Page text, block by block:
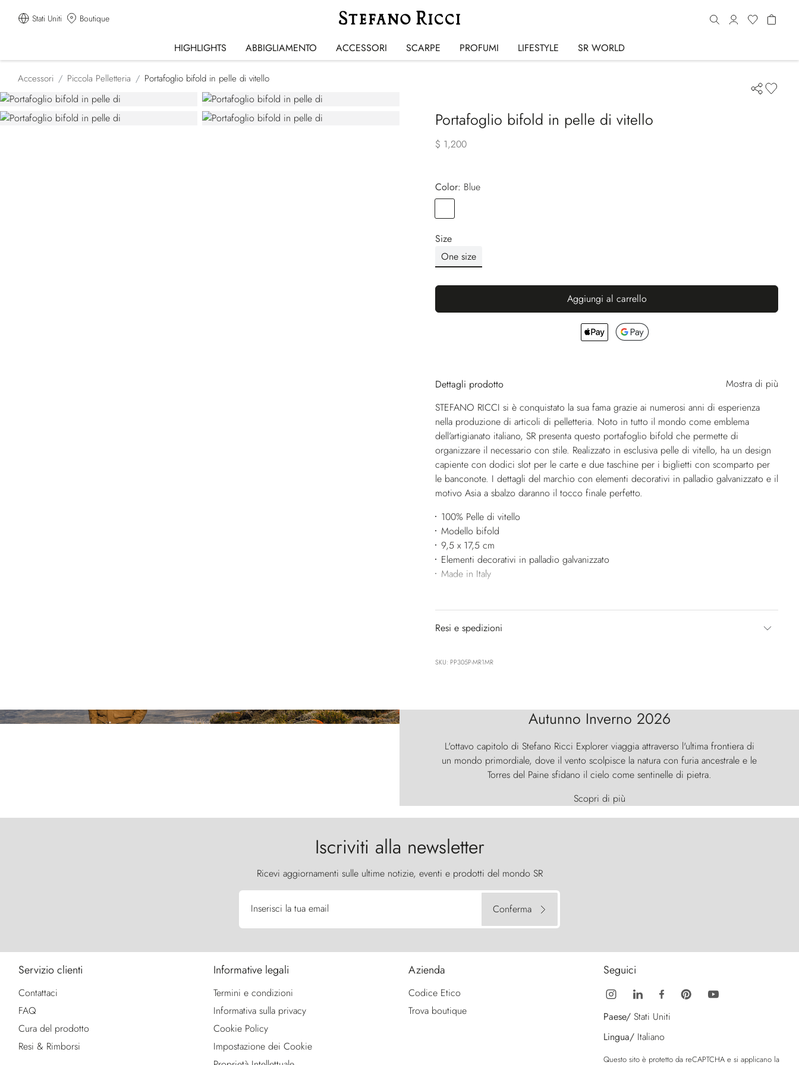
Stati Uniti Boutique
HIGHLIGHTS ABBIGLIAMENTO ACCESSORI SCARPE PROFUMI LIFESTYLE SR WORLD
Accessori Piccola Pelletteria Portafoglio bifold in pelle di vitello
Portafoglio bifold in pelle di vitello
$ 1,200
Color:
blue
Size
One size
Aggiungi al carrello
Dettagli prodotto
Mostra di più
STEFANO RICCI si è conquistato la sua fama grazie ai numerosi anni di esperienza
nella produzione di articoli di pelletteria. Noto in tutto il mondo come emblema
dell’artigianato italiano, SR presenta questo portafoglio bifold che permette di
organizzare il necessario con stile. Realizzato in esclusiva pelle di vitello, ha un design
capiente con dodici slot per le carte e due taschine per i biglietti con scomparto per
le banconote. I dettagli del marchio con elementi decorativi in palladio galvanizzato e il
motivo Asia a sbalzo daranno il tocco finale perfetto.
100% Pelle di vitello
Modello bifold
9,5 x 17,5 cm
Elementi decorativi in palladio galvanizzato
Made in Italy
Resi e spedizioni
SKU: PP305P-MR1MR
Autunno Inverno 2026
L'ottavo capitolo di Stefano Ricci Explorer viaggia attraverso l'ultima frontiera di
un mondo primordiale, dove il vento scolpisce la natura con furia ancestrale e le
Torres del Paine sfidano il cielo come sentinelle di pietra.
Scopri di più
Iscriviti alla newsletter
Ricevi aggiornamenti sulle ultime notizie, eventi e prodotti del mondo SR
Inserisci la tua email Conferma
Servizio clienti
Contattaci
FAQ
Cura del prodotto
Resi & Rimborsi
Informative legali
Termini e condizioni
Informativa sulla privacy
Cookie Policy
Impostazione dei Cookie
Azienda
Codice Etico
Trova boutique
Seguici
Paese/ Stati Uniti
Lingua/ Italiano
Questo sito è protetto da reCAPTCHA e si applicano la